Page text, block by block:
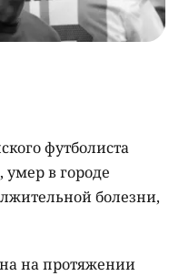
футболиста
в городе
болезни,
на протяжении